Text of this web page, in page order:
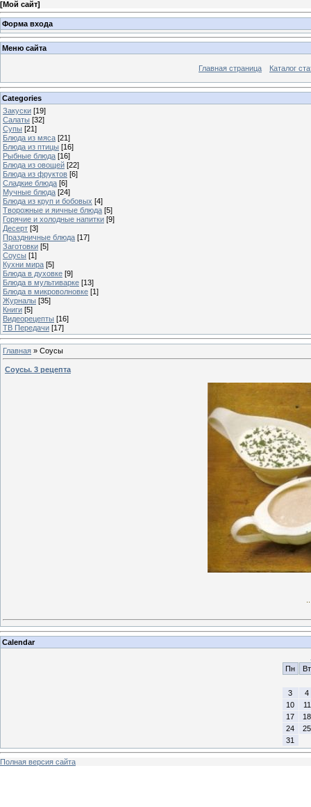
[Мой сайт]
Форма входа
Меню сайта
Главная страница Каталог
Categories
Закуски [19]
Салаты [32]
Супы [21]
Блюда из мяса [21]
Блюда из птицы [16]
Рыбные блюда [16]
Блюда из овощей [22]
Блюда из фруктов [6]
Сладкие блюда [6]
Мучные блюда [24]
Блюда из круп и бобовых [4]
Творожные и яичные блюда [5]
Горячие и холодные напитки [9]
Десерт [3]
Праздничные блюда [17]
Заготовки [5]
Соусы [1]
Кухни мира [5]
Блюда в духовке [9]
Блюда в мультиварке [13]
Блюда в микроволновке [1]
Журналы [35]
Книги [5]
Видеорецепты [16]
ТВ Передачи [17]
Главная » Соусы
Соусы. 3 рецепта
Calendar
Пн
Вт
3
4
10
11
17
18
24
25
31
Полная версия сайта